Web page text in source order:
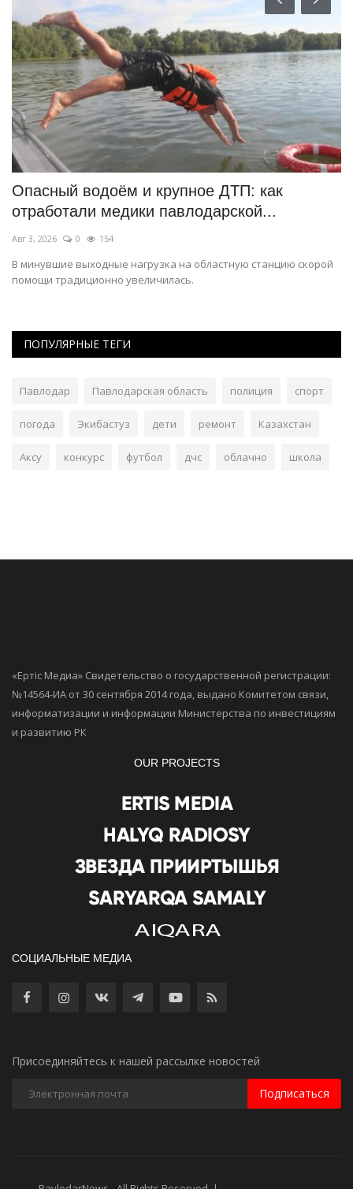
Опасный водоём и крупное ДТП: как
отработали медики павлодарской...
Авг 3, 2026 0 154
В минувшие выходные нагрузка на областную станцию скорой
помощи традиционно увеличилась.
ПОПУЛЯРНЫЕ ТЕГИ
Павлодар Павлодарская область полиция спорт
погода Экибастуз дети ремонт Казахстан
Аксу конкурс футбол дчс облачно школа
«Ертiс Медиа» Свидетельство о государственной регистрации:
№14564-ИА от 30 сентября 2014 года, выдано Комитетом связи,
информатизации и информации Министерства по инвестициям
и развитию РК
OUR PROJECTS
СОЦИАЛЬНЫЕ МЕДИА
Присоединяйтесь к нашей рассылке новостей
Подписаться